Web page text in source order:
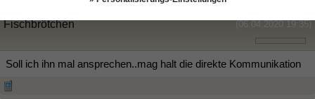
(06.04.2020 19:35)
Fischbrötchen
Soll ich ihn mal ansprechen..mag halt die direkte Kommunikation